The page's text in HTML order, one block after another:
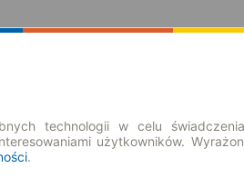
technologii w celu
użytkowników.
.